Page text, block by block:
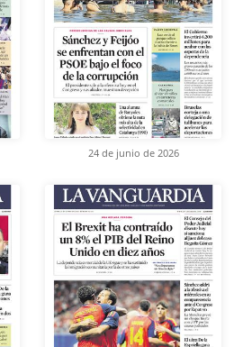
24 de junio de 2026